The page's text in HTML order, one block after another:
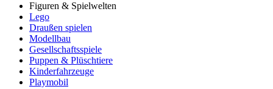
Figuren & Spielwelten
Lego
Draußen spielen
Modellbau
Gesellschaftsspiele
Puppen & Plüschtiere
Kinderfahrzeuge
Playmobil